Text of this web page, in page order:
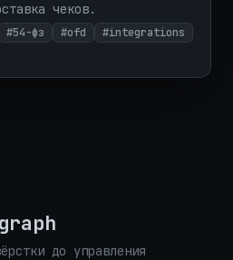
чеков.
#54-фз #ofd
#integrations
до управления